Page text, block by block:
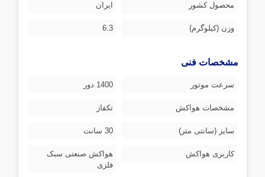
محصول کشور ایران
وزن (کیلوگرم) 6.3
مشخصات فنی
سرعت موتور 1400 دور
مشخصات هواکش تکفاز
سایز (سانتی متر) 30 سانت
کاربری هواکش
هواکش صنعتی سبک
فلزی